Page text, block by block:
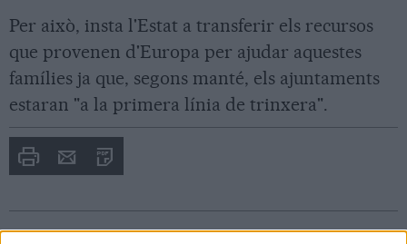
Per això, insta l'Estat a transferir els recursos
que provenen d'Europa per ajudar aquestes
famílies ja que, segons manté, els ajuntaments
estaran "a la primera línia de trinxera".
Envia